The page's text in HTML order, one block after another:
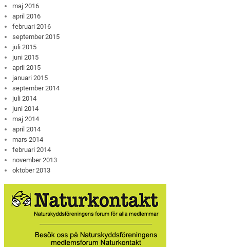
maj 2016
april 2016
februari 2016
september 2015
juli 2015
juni 2015
april 2015
januari 2015
september 2014
juli 2014
juni 2014
maj 2014
april 2014
mars 2014
februari 2014
november 2013
oktober 2013